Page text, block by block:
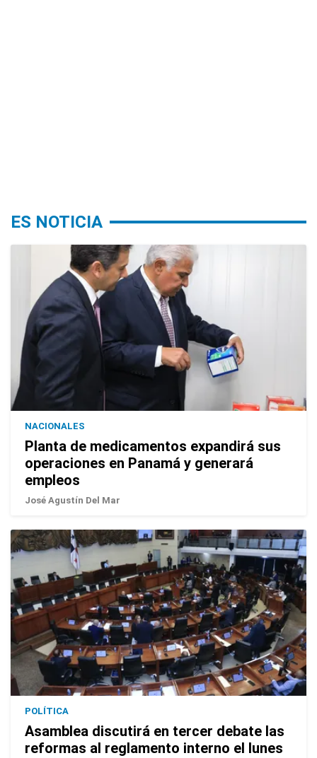
ES NOTICIA
NACIONALES
Planta de medicamentos expandirá sus
operaciones en Panamá y generará
empleos
José Agustín Del Mar
POLÍTICA
Asamblea discutirá en tercer debate las
reformas al reglamento interno el lunes